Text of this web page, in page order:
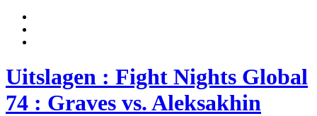
Uitslagen : Fight Nights Global
74 : Graves vs. Aleksakhin